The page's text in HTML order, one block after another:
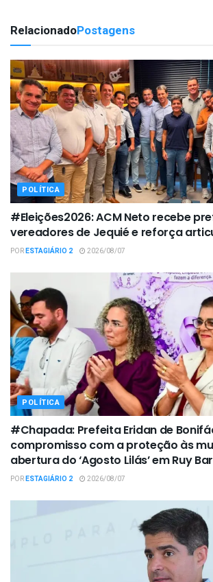
RelacionadoPostagens
POLÍTICA
#Eleições2026: ACM Neto recebe
vereadores de Jequié e reforça
PORESTAGIÁRIO 2 2026/08/07
POLÍTICA
#Chapada: Prefeita Eridan de
compromisso com a proteção às
abertura do ‘Agosto Lilás’ em Ruy
PORESTAGIÁRIO 2 2026/08/07